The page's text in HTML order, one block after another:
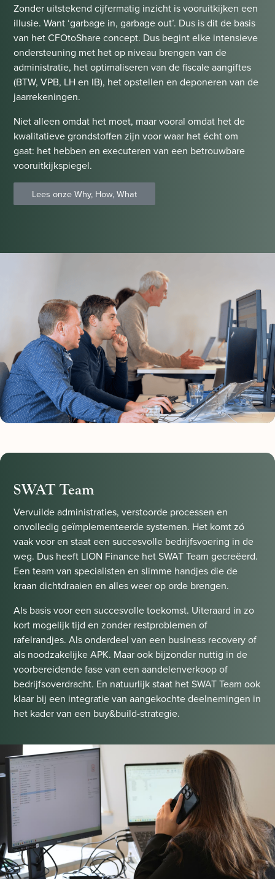
Zonder uitstekend cijfermatig inzicht is vooruitkijken een
illusie. Want ‘garbage in, garbage out’. Dus is dit de basis
van het CFOtoShare concept. Dus begint elke intensieve
ondersteuning met het op niveau brengen van de
administratie, het optimaliseren van de fiscale aangiftes
(BTW, VPB, LH en IB), het opstellen en deponeren van de
jaarrekeningen.
Niet alleen omdat het moet, maar vooral omdat het de
kwalitatieve grondstoffen zijn voor waar het écht om
gaat: het hebben en executeren van een betrouwbare
vooruitkijkspiegel.
Lees onze Why, How, What
SWAT Team
Vervuilde administraties, verstoorde processen en
onvolledig geïmplementeerde systemen. Het komt zó
vaak voor en staat een succesvolle bedrijfsvoering in de
weg. Dus heeft LION Finance het SWAT Team gecreëerd.
Een team van specialisten en slimme handjes die de
kraan dichtdraaien en alles weer op orde brengen.
Als basis voor een succesvolle toekomst. Uiteraard in zo
kort mogelijk tijd en zonder restproblemen of
rafelrandjes. Als onderdeel van een business recovery of
als noodzakelijke APK. Maar ook bijzonder nuttig in de
voorbereidende fase van een aandelenverkoop of
bedrijfsoverdracht. En natuurlijk staat het SWAT Team ook
klaar bij een integratie van aangekochte deelnemingen in
het kader van een buy&build-strategie.